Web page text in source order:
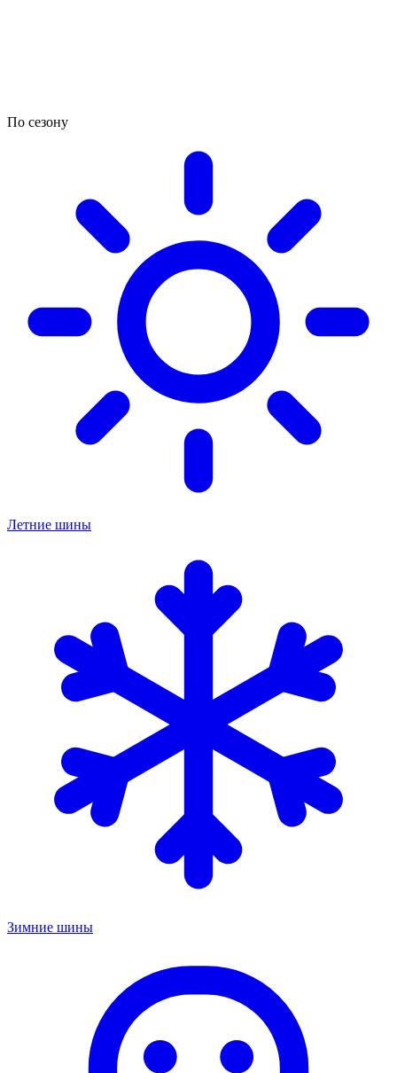
По сезону
Летние шины
Зимние шины